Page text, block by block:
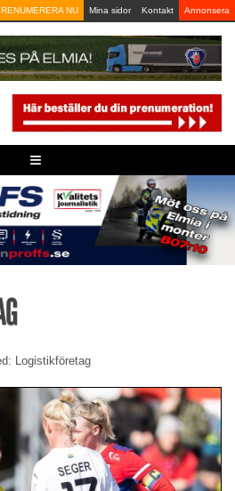
NU Mina sidor Kontakt Annonsera
≡
Logistikföretag